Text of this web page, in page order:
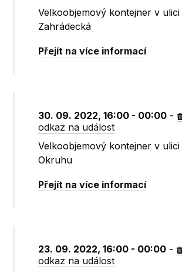
Velkoobjemový kontejner v
Zahrádecká
Přejít na více informací
30. 09. 2022, 16:00 - 00:00 -
odkaz na událost
Velkoobjemový kontejner v
Okruhu
Přejít na více informací
23. 09. 2022, 16:00 - 00:00 -
odkaz na událost